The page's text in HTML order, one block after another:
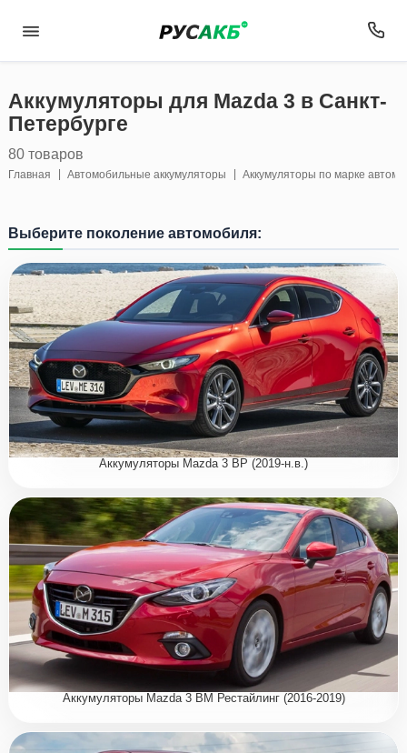
Аккумуляторы для Mazda 3 в Санкт-
Петербурге
80 товаров
Главная Автомобильные аккумуляторы Аккумуляторы по марке
Выберите поколение автомобиля:
Аккумуляторы Mazda 3 BP (2019-н.в.)
Аккумуляторы Mazda 3 BM Рестайлинг (2016-2019)